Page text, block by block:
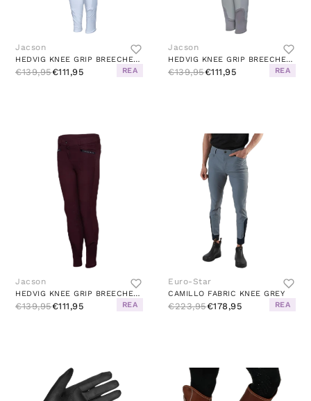
Jacson
HEDVIG KNEE GRIP BREECHES WHITE
€139,95€111,95 REA
Jacson
HEDVIG KNEE GRIP BREECHES BEIGE
€139,95€111,95 REA
Jacson
HEDVIG KNEE GRIP BREECHES RED
€139,95€111,95 REA
Euro-Star
CAMILLO FABRIC KNEE GREY
€223,95€178,95 REA